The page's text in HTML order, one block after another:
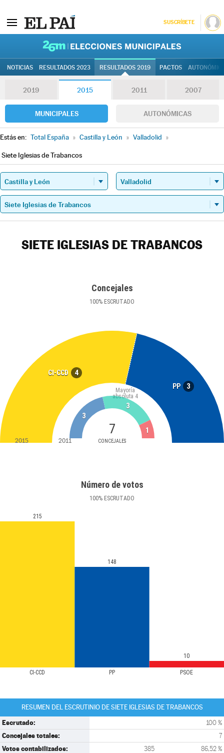
SUSCRÍBETE
NOTICIAS RESULTADOS 2023 RESULTADOS 2019 PACTOS
2019 2015 2011 2007
MUNICIPALES AUTONÓMICAS
Estás en: Total España » Castilla y León » Valladolid »
Siete Iglesias de Trabancos
SIETE IGLESIAS DE TRABANCOS
Concejales
100% ESCRUTADO
CI-CCD 4
PP 3
7
CONCEJALES
Mayoría
absoluta 4
3
3
1
2015 2011
Número de votos
100% ESCRUTADO
CI-CCD PP PSOE
215
148
10
RESUMEN DEL ESCRUTINIO DE SIETE IGLESIAS DE TRABANCOS
Escrutado: 100 %
Concejales totales: 7
Votos contabilizados: 385 86,52 %